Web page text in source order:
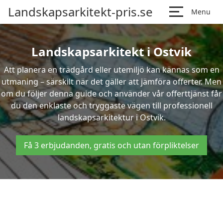
Landskapsarkitekt-pris.se Menu
Landskapsarkitekt i Ostvik
Att planera en trädgård eller utemiljö kan kännas som en
utmaning – särskilt när det gäller att jämföra offerter. Men
om du följer denna guide och använder vår offerttjänst får
du den enklaste och tryggaste vägen till professionell
landskapsarkitektur i Ostvik.
Få 3 erbjudanden, gratis och utan förpliktelser